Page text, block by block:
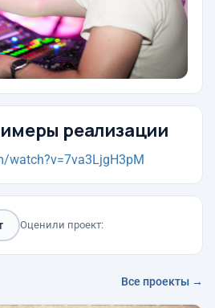
реализации
watch?v=7va3LjgH3pM
Оценили проект:
Все проекты →